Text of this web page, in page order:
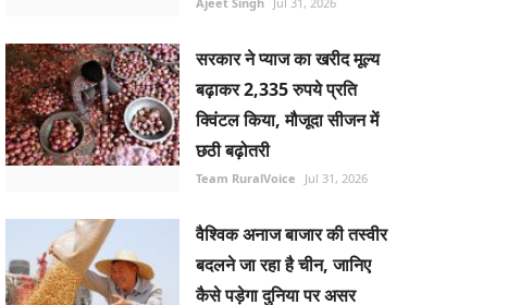
सरकार ने प्याज का खरीद मूल्य
बढ़ाकर 2,335 रुपये प्रति
क्विंटल किया, मौजूदा सीजन में
छठी बढ़ोतरी
Team RuralVoice Jul 31, 2026
वैश्विक अनाज बाजार की तस्वीर
बदलने जा रहा है चीन, जानिए
कैसे पड़ेगा दुनिया पर असर